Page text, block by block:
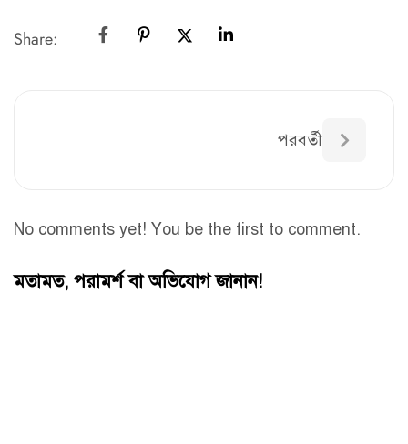
Share:
পরবর্তী
No comments yet! You be the first to comment.
মতামত, পরামর্শ বা অভিযোগ জানান!